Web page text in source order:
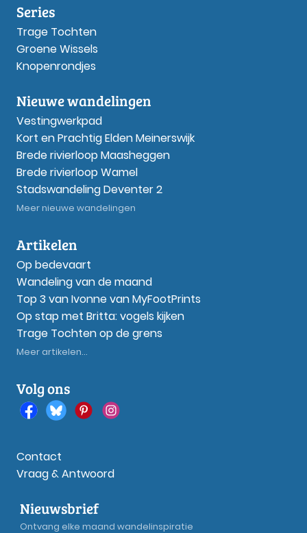
Series
Trage Tochten
Groene Wissels
Knopenrondjes
Nieuwe wandelingen
Vestingwerkpad
Kort en Prachtig Elden Meinerswijk
Brede rivierloop Maasheggen
Brede rivierloop Wamel
Stadswandeling Deventer 2
Meer nieuwe wandelingen
Artikelen
Op bedevaart
Wandeling van de maand
Top 3 van Ivonne van MyFootPrints
Op stap met Britta: vogels kijken
Trage Tochten op de grens
Meer artikelen...
Volg ons
Contact
Vraag & Antwoord
Nieuwsbrief
Ontvang elke maand wandelinspiratie